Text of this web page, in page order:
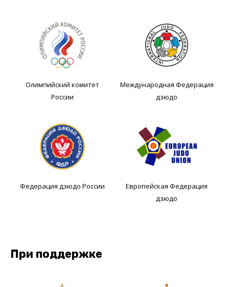
Олимпийский комитет
России
Международная Федерация
дзюдо
Федерация дзюдо России
Европейская Федерация
дзюдо
При поддержке